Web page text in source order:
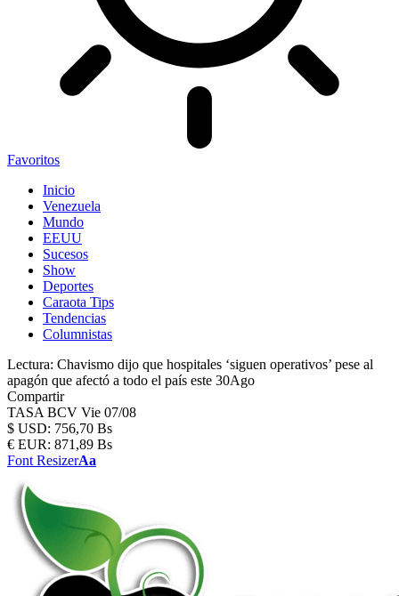
Favoritos
Inicio
Venezuela
Mundo
EEUU
Sucesos
Show
Deportes
Caraota Tips
Tendencias
Columnistas
Lectura: Chavismo dijo que hospitales ‘siguen operativos’ pese al
apagón que afectó a todo el país este 30Ago
Compartir
TASA BCV Vie 07/08
$ USD: 756,70 Bs
€ EUR: 871,89 Bs
Font ResizerAa